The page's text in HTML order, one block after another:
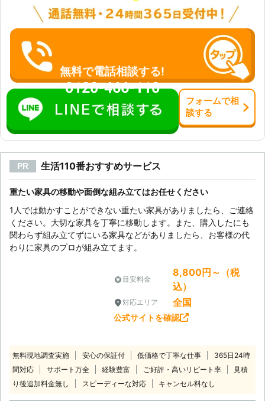
無料で電話相談する!
0120-466-110
フォームで相
談する
PR 生活110番おすすめサービス
重たい家具の移動や面倒な組み立てはお任せください
1人では動かすことができない重たい家具がありましたら、ご連絡
ください。大切な家具を丁寧に移動します。また、購入したにも
関わらず組み立てずにいる家具などがありましたら、お客様の代
わりに家具のプロが組み立てます。
目安料金
8,800円～（税
込）
対応エリア 全国
公式サイトを確認
無料現地調査実施 安心の保証付 低価格で丁寧な仕事
365日24時
間対応
サポート万全 経験豊富 ご好評・高いリピート率
見積
り後追加料金無し
スピーディーな対応 キャンセル料なし